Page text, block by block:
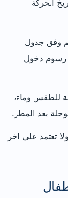
الحركة
وفق جدول
رسوم دخول
للطقس وماء،
بعد المطر.
تعتمد على آخر